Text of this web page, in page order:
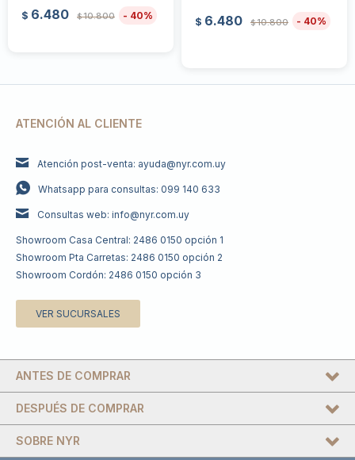
$ 6.480 $10.800 40
$ 6.480 $10.800 40
ATENCIÓN AL CLIENTE
Atención post-venta: ayuda@nyr.com.uy
Whatsapp para consultas: 099 140 633
Consultas web: info@nyr.com.uy
Showroom Casa Central: 2486 0150 opción 1
Showroom Pta Carretas: 2486 0150 opción 2
Showroom Cordón: 2486 0150 opción 3
VER SUCURSALES
DESPUÉS DE COMPRAR
SOBRE NYR
ANTES DE COMPRAR